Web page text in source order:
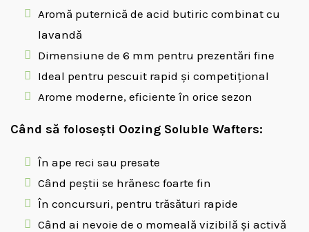
Aromă puternică de acid butiric combinat cu
lavandă
Dimensiune de 6 mm pentru prezentări fine
Ideal pentru pescuit rapid și competițional
Arome moderne, eficiente în orice sezon
Când să folosești Oozing Soluble Wafters:
În ape reci sau presate
Când peștii se hrănesc foarte fin
În concursuri, pentru trăsături rapide
Când ai nevoie de o momeală vizibilă și activă